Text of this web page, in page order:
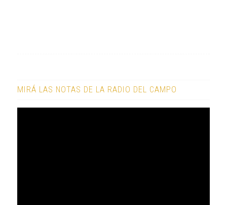
MIRÁ LAS NOTAS DE LA RADIO DEL CAMPO